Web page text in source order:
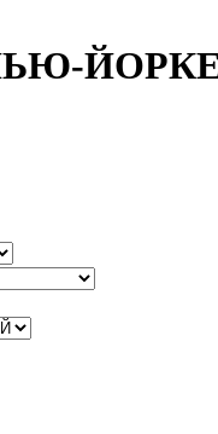
ЙОРКЕР